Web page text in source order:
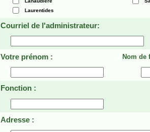
Laurentides
Courriel de l'administrateur:
Votre prénom : Nom de
Fonction :
Adresse :